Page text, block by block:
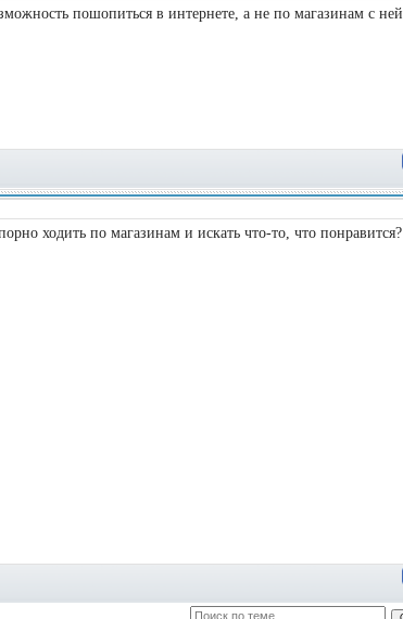
пошопиться в интернете, а не по магазинам с ней
ходить по магазинам и искать что-то, что понравится?